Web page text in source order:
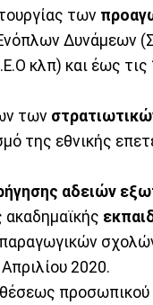
των
Δυνάμεων
κλπ) και έως τις
των
της εθνικής
αδειών
2020.